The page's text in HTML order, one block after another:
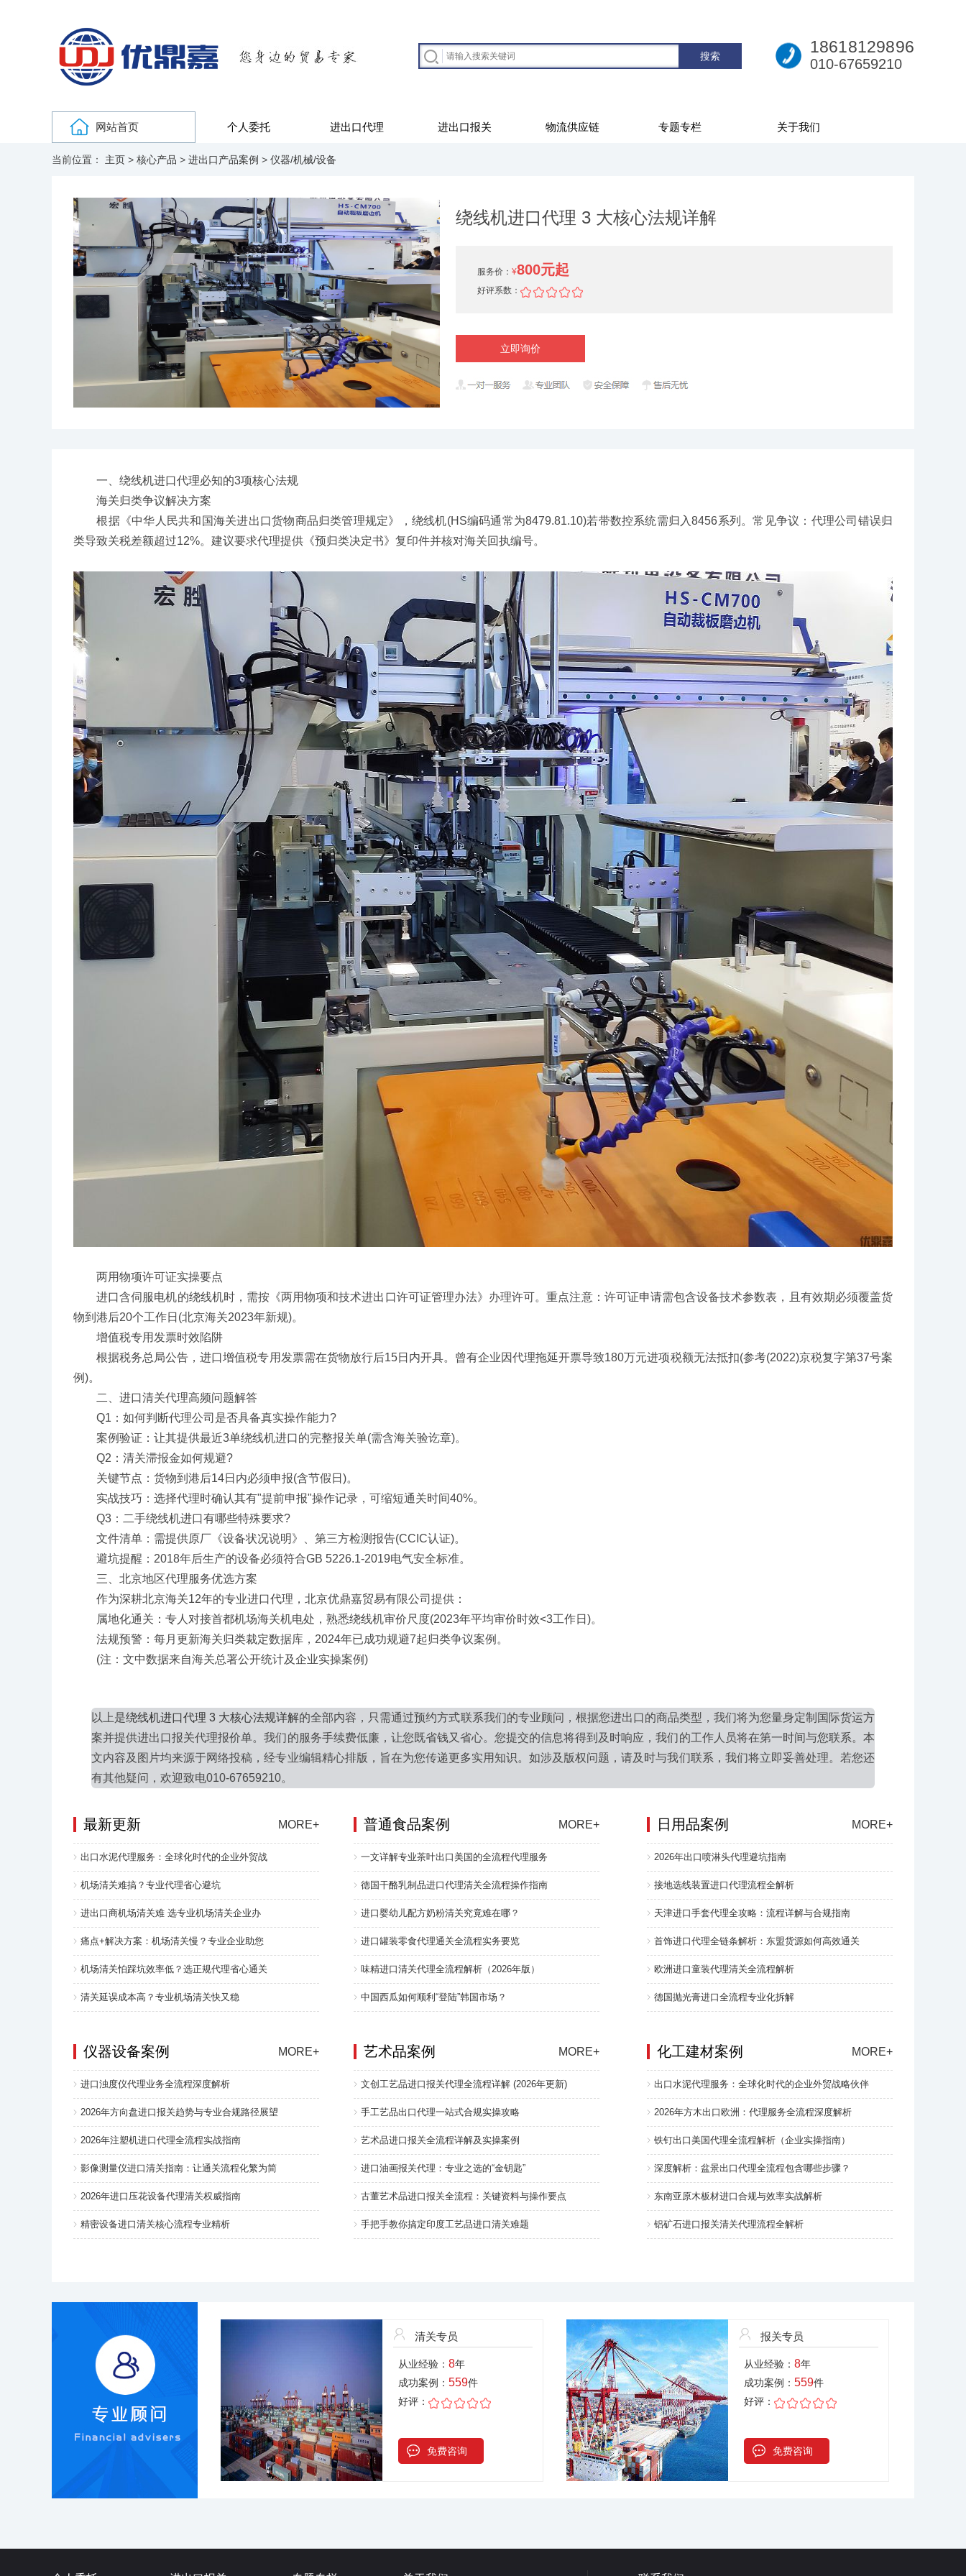
18618129896
010-67659210
网站首页 个人委托 进出口代理 进出口报关 物流供应链 专题专栏 关于我们
当前位置： 主页 > 核心产品 > 进出口产品案例 > 仪器/机械/设备
绕线机进口代理 3 大核心法规详解
服务价： ¥800元起
好评系数：
立即询价
一、绕线机进口代理必知的3项核心法规
海关归类争议解决方案
根据《中华人民共和国海关进出口货物商品归类管理规定》，绕线机(HS编码通常为8479.81.10)若带数控系统需归入8456系列。常见争议：代理公司错误归
类导致关税差额超过12%。建议要求代理提供《预归类决定书》复印件并核对海关回执编号。
两用物项许可证实操要点
进口含伺服电机的绕线机时，需按《两用物项和技术进出口许可证管理办法》办理许可。重点注意：许可证申请需包含设备技术参数表，且有效期必须覆盖货
物到港后20个工作日(北京海关2023年新规)。
增值税专用发票时效陷阱
根据税务总局公告，进口增值税专用发票需在货物放行后15日内开具。曾有企业因代理拖延开票导致180万元进项税额无法抵扣(参考(2022)京税复字第37号案
例)。
二、进口清关代理高频问题解答
Q1：如何判断代理公司是否具备真实操作能力?
案例验证：让其提供最近3单绕线机进口的完整报关单(需含海关验讫章)。
Q2：清关滞报金如何规避?
关键节点：货物到港后14日内必须申报(含节假日)。
实战技巧：选择代理时确认其有"提前申报"操作记录，可缩短通关时间40%。
Q3：二手绕线机进口有哪些特殊要求?
文件清单：需提供原厂《设备状况说明》、第三方检测报告(CCIC认证)。
避坑提醒：2018年后生产的设备必须符合GB 5226.1-2019电气安全标准。
三、北京地区代理服务优选方案
作为深耕北京海关12年的专业进口代理，北京优鼎嘉贸易有限公司提供：
属地化通关：专人对接首都机场海关机电处，熟悉绕线机审价尺度(2023年平均审价时效<3工作日)。
法规预警：每月更新海关归类裁定数据库，2024年已成功规避7起归类争议案例。
(注：文中数据来自海关总署公开统计及企业实操案例)
以上是绕线机进口代理 3 大核心法规详解的全部内容，只需通过预约方式联系我们的专业顾问，根据您进出口的商品类型，我们将为您量身定制国际货运方
案并提供进出口报关代理报价单。我们的服务手续费低廉，让您既省钱又省心。您提交的信息将得到及时响应，我们的工作人员将在第一时间与您联系。本
文内容及图片均来源于网络投稿，经专业编辑精心排版，旨在为您传递更多实用知识。如涉及版权问题，请及时与我们联系，我们将立即妥善处理。若您还
有其他疑问，欢迎致电010-67659210。
最新更新 MORE+
出口水泥代理服务：全球化时代的企业外贸战
机场清关难搞？专业代理省心避坑
进出口商机场清关难 选专业机场清关企业办
痛点+解决方案：机场清关慢？专业企业助您
机场清关怕踩坑效率低？选正规代理省心通关
清关延误成本高？专业机场清关快又稳
日用品案例 MORE+
2026年出口喷淋头代理避坑指南
接地选线装置进口代理流程全解析
天津进口手套代理全攻略：流程详解与合规指南
首饰进口代理全链条解析：东盟货源如何高效通关
欧洲进口童装代理清关全流程解析
德国抛光膏进口全流程专业化拆解
普通食品案例 MORE+
一文详解专业茶叶出口美国的全流程代理服务
德国干酪乳制品进口代理清关全流程操作指南
进口婴幼儿配方奶粉清关究竟难在哪？
进口罐装零食代理通关全流程实务要览
味精进口清关代理全流程解析（2026年版）
中国西瓜如何顺利“登陆”韩国市场？
仪器设备案例 MORE+
进口浊度仪代理业务全流程深度解析
2026年方向盘进口报关趋势与专业合规路径展望
2026年注塑机进口代理全流程实战指南
影像测量仪进口清关指南：让通关流程化繁为简
2026年进口压花设备代理清关权威指南
精密设备进口清关核心流程专业精析
化工建材案例 MORE+
出口水泥代理服务：全球化时代的企业外贸战略伙伴
2026年方木出口欧洲：代理服务全流程深度解析
铁钉出口美国代理全流程解析（企业实操指南）
深度解析：盆景出口代理全流程包含哪些步骤？
东南亚原木板材进口合规与效率实战解析
铝矿石进口报关清关代理流程全解析
艺术品案例 MORE+
文创工艺品进口报关代理全流程详解 (2026年更新)
手工艺品出口代理一站式合规实操攻略
艺术品进口报关全流程详解及实操案例
进口油画报关代理：专业之选的“金钥匙”
古董艺术品进口报关全流程：关键资料与操作要点
手把手教你搞定印度工艺品进口清关难题
清关专员
从业经验： 8年
成功案例： 559件
好评：
免费咨询
报关专员
从业经验： 8年
成功案例： 559件
好评：
免费咨询